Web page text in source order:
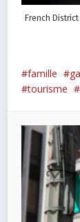
French
famille
tourisme